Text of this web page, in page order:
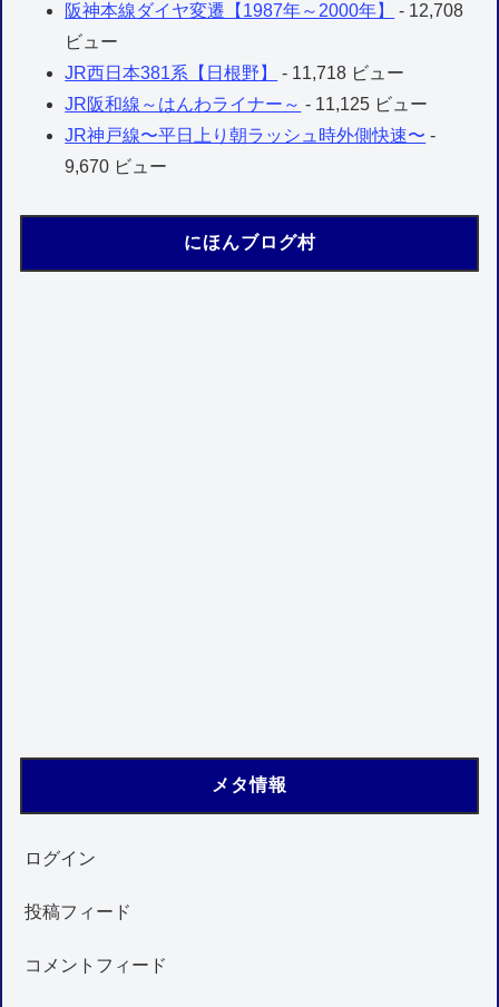
阪神本線ダイヤ変遷【1987年～2000年】
- 12,708
ビュー
JR西日本381系【日根野】
- 11,718 ビュー
JR阪和線～はんわライナー～ - 11,125 ビュー
JR神戸線〜平日上り朝ラッシュ時外側快速〜 -
9,670 ビュー
にほんブログ村
メタ情報
ログイン
投稿フィード
コメントフィード